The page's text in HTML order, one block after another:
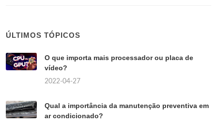
ÚLTIMOS TÓPICOS
O que importa mais processador ou placa de
vídeo?
2022-04-27
Qual a importância da manutenção preventiva em
ar condicionado?